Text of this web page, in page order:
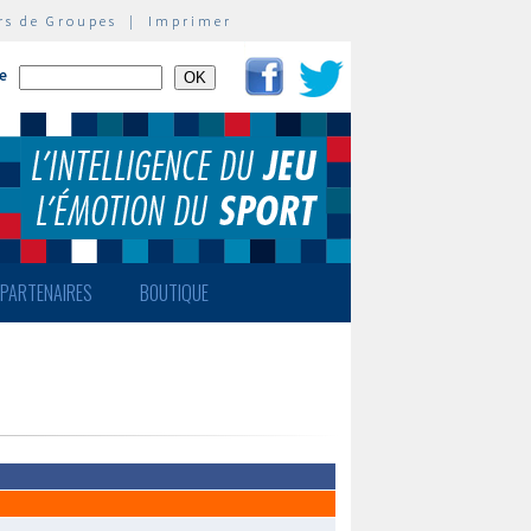
de Groupes | Imprimer
PARTENAIRES BOUTIQUE